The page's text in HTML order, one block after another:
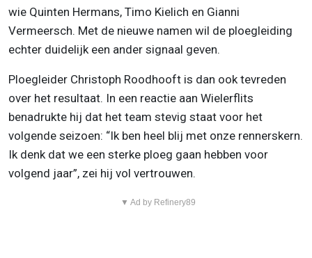
wie Quinten Hermans, Timo Kielich en Gianni
Vermeersch. Met de nieuwe namen wil de ploegleiding
echter duidelijk een ander signaal geven.
Ploegleider Christoph Roodhooft is dan ook tevreden
over het resultaat. In een reactie aan Wielerflits
benadrukte hij dat het team stevig staat voor het
volgende seizoen: “Ik ben heel blij met onze rennerskern.
Ik denk dat we een sterke ploeg gaan hebben voor
volgend jaar”, zei hij vol vertrouwen.
▼ Ad by Refinery89